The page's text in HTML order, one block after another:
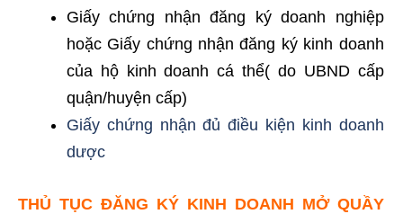
Giấy chứng nhận đăng ký doanh nghiệp
hoặc Giấy chứng nhận đăng ký kinh doanh
của hộ kinh doanh cá thể( do UBND cấp
quận/huyện cấp)
Giấy chứng nhận đủ điều kiện kinh doanh
dược
THỦ TỤC ĐĂNG KÝ KINH DOANH MỞ QUẦY